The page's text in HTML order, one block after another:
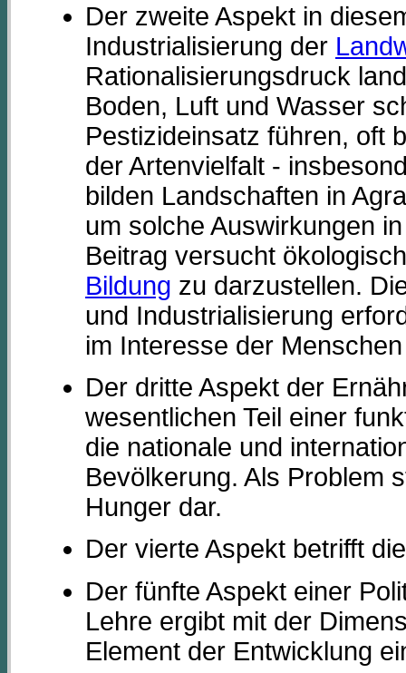
Der zweite Aspekt in
Industrialisierung der
Rationalisierungsdruck
Boden, Luft und Wasser
Pestizideinsatz führen, oft
der Artenvielfalt -
bilden Landschaften in
um solche Auswirkungen
Beitrag versucht
Bildung zu darzustellen.
und Industrialisierung
im Interesse der
Der dritte Aspekt der
wesentlichen Teil einer
die nationale und
Bevölkerung. Als Problem
Hunger dar.
Der vierte Aspekt betrifft
Der fünfte Aspekt einer
Lehre ergibt mit der
Element der Entwicklung